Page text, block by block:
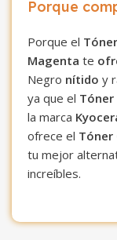
Porque
Porque el
Magenta te
Negro nítido y
ya que el Tóner
la marca
ofrece el Tóner
tu mejor
increíbles.